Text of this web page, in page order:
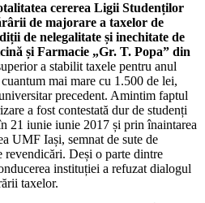
cererea Ligii Studenților
de majorare a taxelor de
de nelegalitate și inechitate de
și Farmacie „Gr. T. Popa” din
a stabilit taxele pentru anul
mai mare cu 1.500 de lei,
precedent. Amintim faptul
a fost contestată dur de studenți
21 iunie iunie 2017 și prin înaintarea
UMF Iași, semnat de sute de
revendicări. Deși o parte dintre
instituției a refuzat dialogul
taxelor.